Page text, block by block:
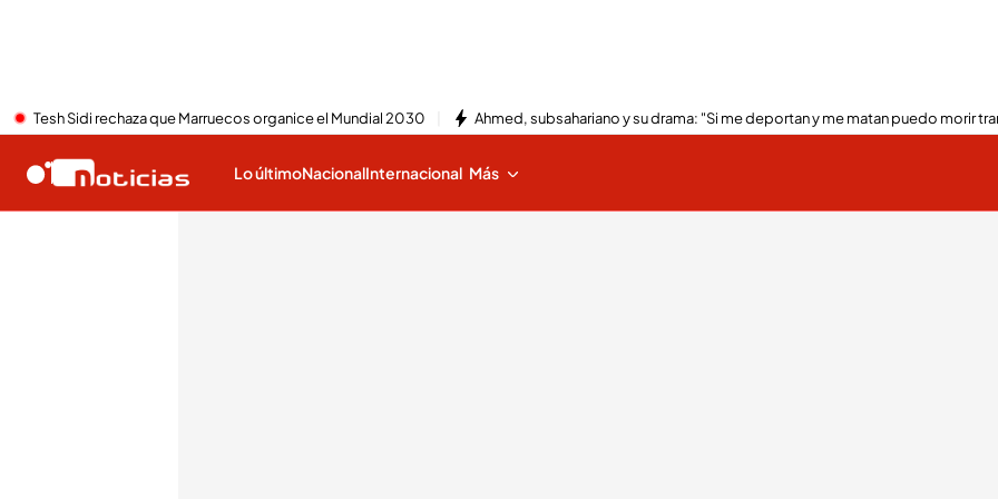
Tesh Sidi rechaza que Marruecos organice el Mundial 2030 Ahmed, subsahariano y su drama: "Si me deportan y me matan puedo morir
Lo últimoNacionalInternacional Más